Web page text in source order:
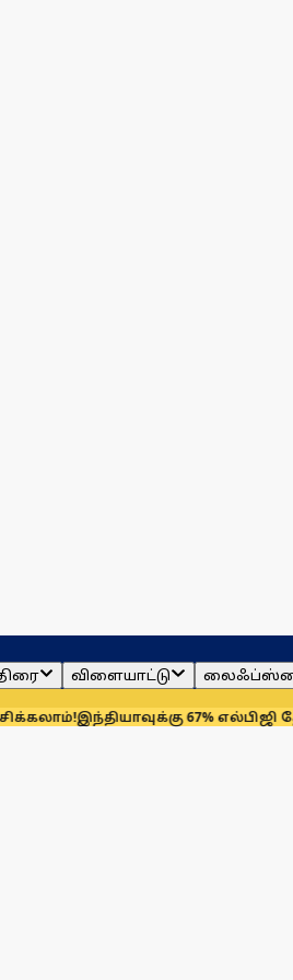
விளையாட்டு
இந்தியாவுக்கு 67% எல்பிஜி